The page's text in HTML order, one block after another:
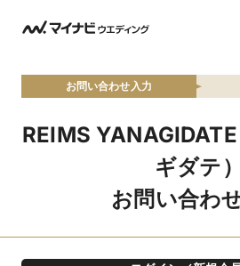
お問い合わせ入力
REIMS
ギダテ）
お問い合わ